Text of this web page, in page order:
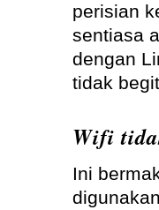
perisian
sentiasa
dengan
tidak
Wifi
Ini